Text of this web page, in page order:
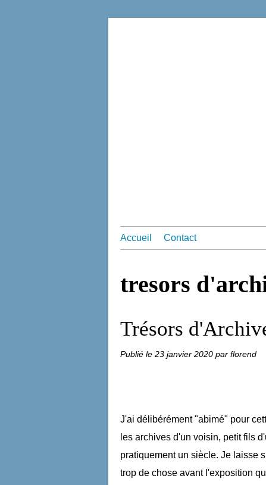
Accueil Contact
tresors
Trésors
Publié le 23 janvier 2020 par florend
J'ai délibérément "abimé" pour
les archives d'un voisin, petit fils
pratiquement un siècle. Je laisse
trop de chose avant l'exposition